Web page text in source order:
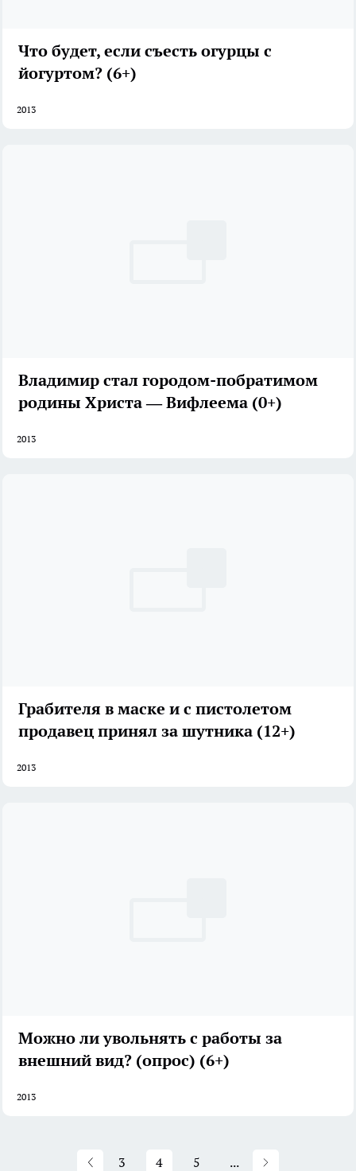
Что будет, если съесть огурцы с
йогуртом? (6+)
2013
Владимир стал городом-побратимом
родины Христа — Вифлеема (0+)
2013
Грабителя в маске и с пистолетом
продавец принял за шутника (12+)
2013
Можно ли увольнять с работы за
внешний вид? (опрос) (6+)
2013
3 4 5 ...